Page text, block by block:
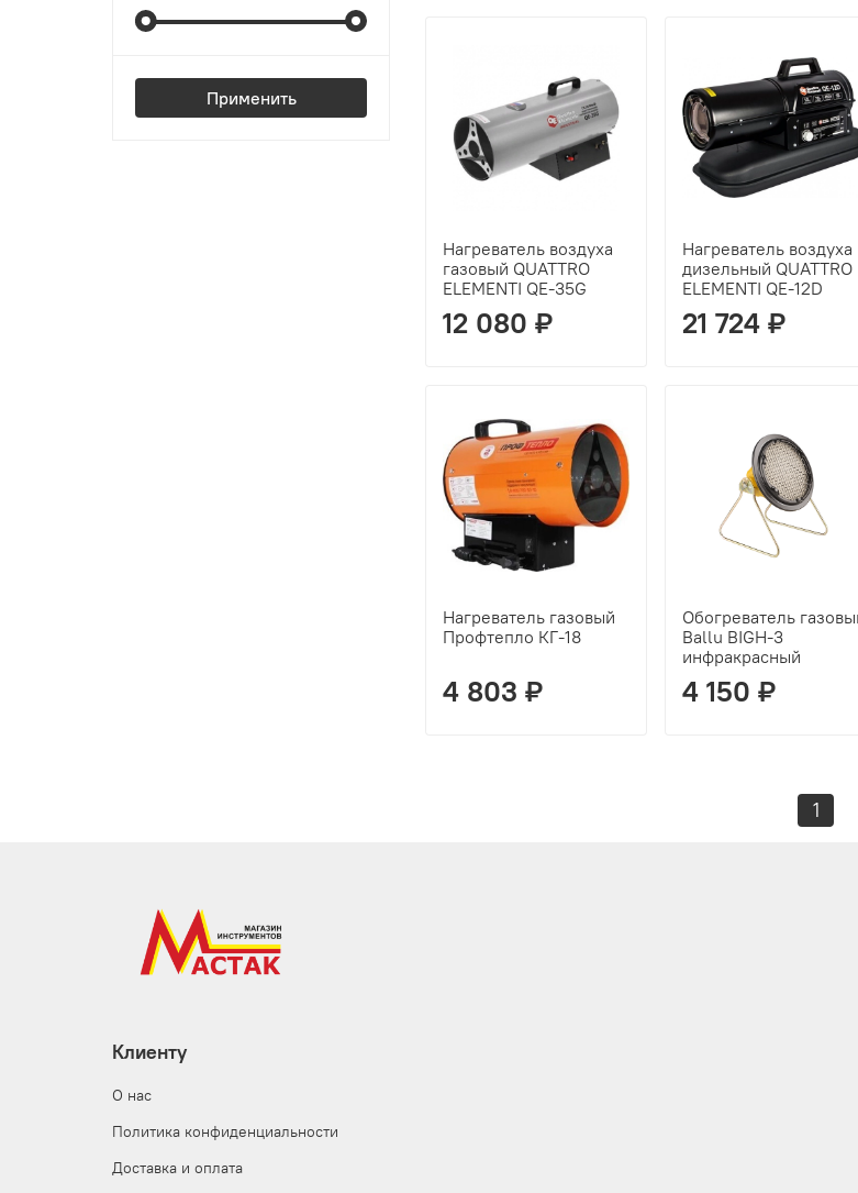
Нагреватель воздуха
газовый QUATTRO
ELEMENTI QE-35G
12 080 ₽
Нагреватель воздуха
дизельный QUATTRO
ELEMENTI QE-12D
21 724 ₽
Нагреватель газовый
Профтепло КГ-18
4 803 ₽
Обогреватель
Ballu BIGH-3
инфракрасный
4 150 ₽
1
Применить
Клиенту
О нас
Политика конфиденциальности
Доставка и оплата